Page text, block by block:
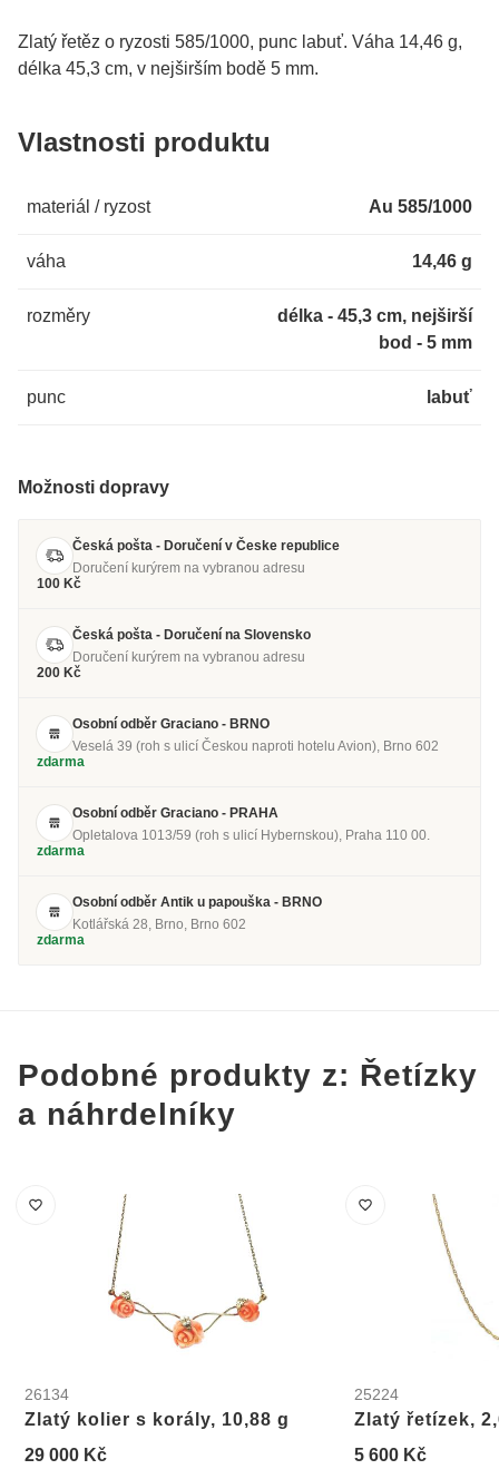
Zlatý řetěz o ryzosti 585/1000, punc labuť. Váha 14,46 g,
délka 45,3 cm, v nejširším bodě 5 mm.
Vlastnosti produktu
materiál / ryzost Au 585/1000
váha 14,46 g
rozměry
délka - 45,3 cm, nejširší
bod - 5 mm
punc labuť
Možnosti dopravy
Česká pošta - Doručení v Česke republice
Doručení kurýrem na vybranou adresu
100 Kč
Česká pošta - Doručení na Slovensko
Doručení kurýrem na vybranou adresu
200 Kč
Osobní odběr Graciano - BRNO
Veselá 39 (roh s ulicí Českou naproti hotelu Avion), Brno 602
zdarma
Osobní odběr Graciano - PRAHA
Opletalova 1013/59 (roh s ulicí Hybernskou), Praha 110 00.
zdarma
Osobní odběr Antik u papouška - BRNO
Kotlářská 28, Brno, Brno 602
zdarma
Podobné produkty z: Řetízky
a náhrdelníky
26134
Zlatý kolier s korály, 10,88 g
29 000 Kč
25224
Zlatý řetízek,
5 600 Kč